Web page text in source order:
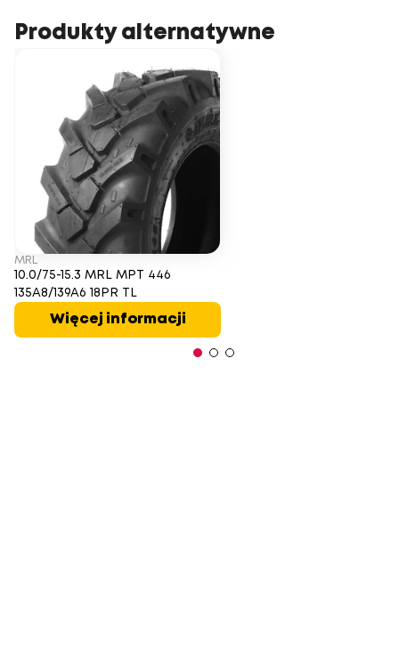
Produkty alternatywne
MRL
10.0/75-15.3 MRL MPT 446
135A8/139A6 18PR TL
Więcej informacji